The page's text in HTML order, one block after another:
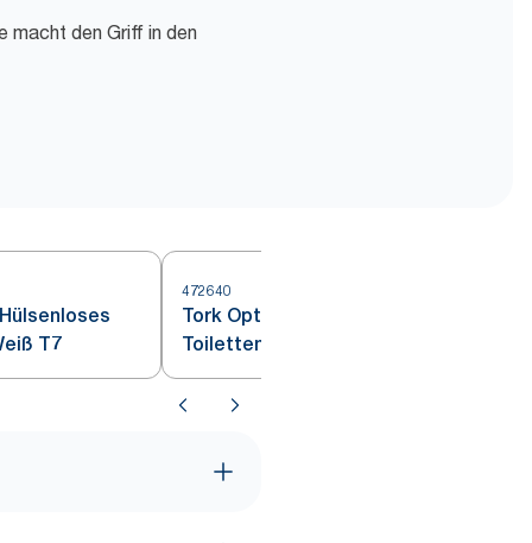
macht den Griff in den
T7
472640
Tork OptiServe® Hülsenloses
Toilettenpapier Natur T7